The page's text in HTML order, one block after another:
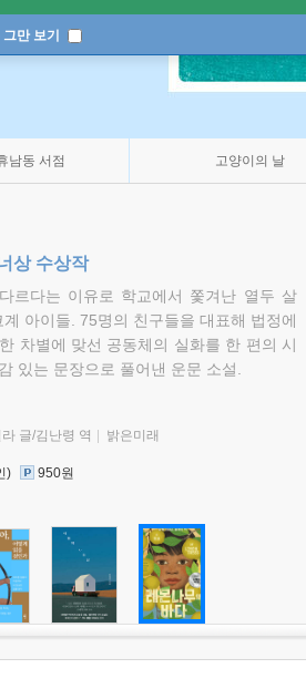
그만 보기
남동 서점 고양이의 날
상 수상작
르다는 이유로 학교에서 쫓겨난 열두 살
아이들. 75명의 친구들을 대표해 법정에
차별에 맞선 공동체의 실화를 한 편의 시
있는 문장으로 풀어낸 운문 소설.
글/김난령 역 밝은미래
) 950원